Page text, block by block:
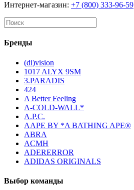
Интернет-магазин: +7 (800) 333-96-59
Бренды
(di)vision
1017 ALYX 9SM
3.PARADIS
424
A Better Feeling
A-COLD-WALL*
A.P.C.
AAPE BY *A BATHING APE®
ABRA
ACMH
ADERERROR
ADIDAS ORIGINALS
Выбор команды